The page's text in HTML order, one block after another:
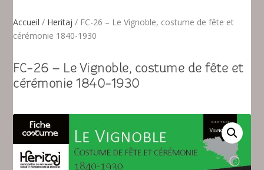
Accueil / Heritaj / FC-26 – Le Vignoble, costume de fête et
cérémonie 1840-1930
FC-26 – Le Vignoble, costume de fête et
cérémonie 1840-1930